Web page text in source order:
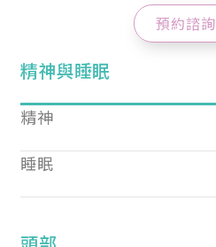
預約諮詢
精神與睡眠
精神
睡眠